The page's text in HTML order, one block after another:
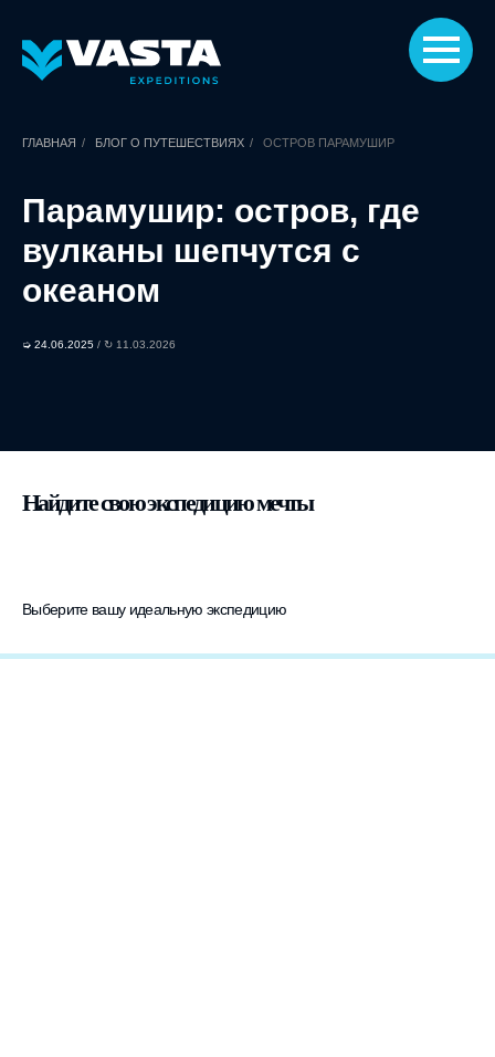
ГЛАВНАЯ / БЛОГ О ПУТЕШЕСТВИЯХ / ОСТРОВ ПАРАМУШИР
Парамушир: остров, где
вулканы шепчутся с
океаном
➭ 24.06.2025 / ↻ 11.03.2026
Найдите свою экспедицию мечты
Выберите вашу идеальную экспедицию